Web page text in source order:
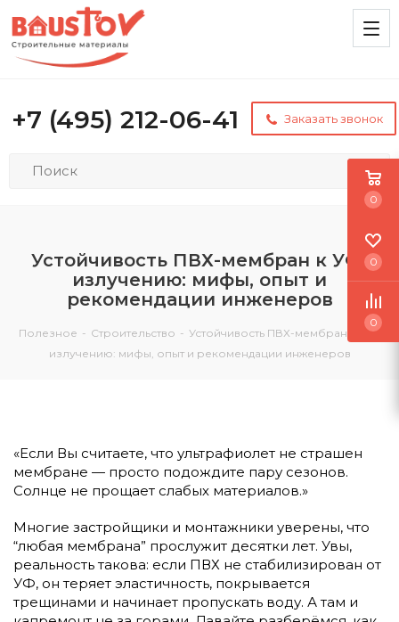
+7 (495) 212-06-41 Заказать звонок
Устойчивость ПВХ-мембран к УФ-
излучению: мифы, опыт и
рекомендации инженеров
Полезное - Строительство - Устойчивость ПВХ-мембран к УФ-
излучению: мифы, опыт и рекомендации инженеров
«Если Вы считаете, что ультрафиолет не страшен
мембране — просто подождите пару сезонов.
Солнце не прощает слабых материалов.»
Многие застройщики и монтажники уверены, что
“любая мембрана” прослужит десятки лет. Увы,
реальность такова: если ПВХ не стабилизирован от
УФ, он теряет эластичность, покрывается
трещинами и начинает пропускать воду. А там и
0
0
0